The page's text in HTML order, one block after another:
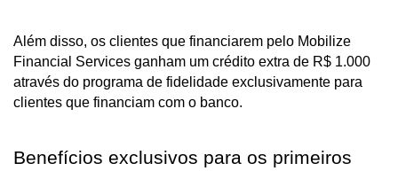
Além disso, os clientes que financiarem pelo Mobilize
Financial Services ganham um crédito extra de R$ 1.000
através do programa de fidelidade exclusivamente para
clientes que financiam com o banco.
Benefícios exclusivos para os primeiros